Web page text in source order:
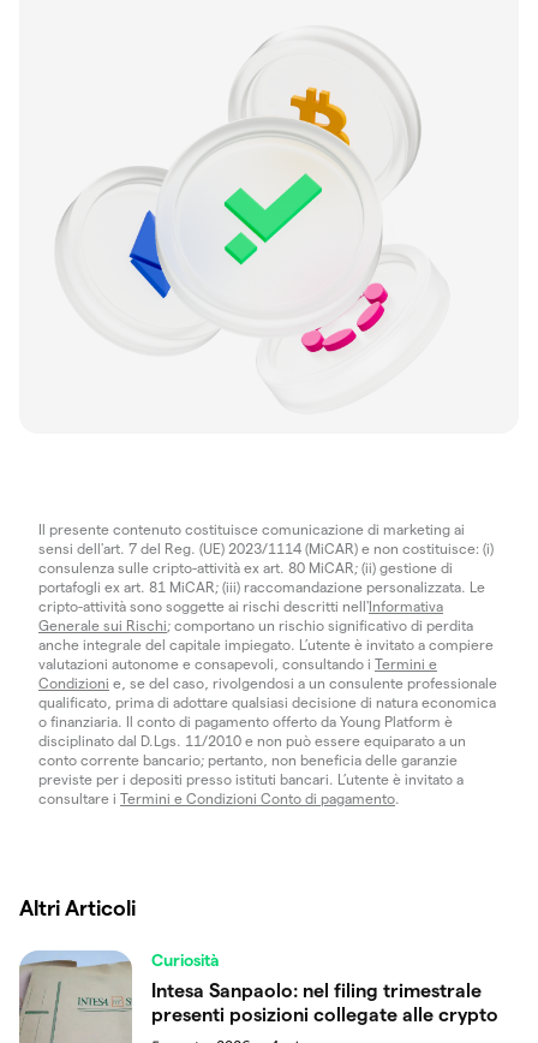
Il presente contenuto costituisce comunicazione di marketing ai
sensi dell'art. 7 del Reg. (UE) 2023/1114 (MiCAR) e non costituisce: (i)
consulenza sulle cripto-attività ex art. 80 MiCAR; (ii) gestione di
portafogli ex art. 81 MiCAR; (iii) raccomandazione personalizzata. Le
cripto-attività sono soggette ai rischi descritti nell'Informativa
Generale sui Rischi; comportano un rischio significativo di perdita
anche integrale del capitale impiegato. L’utente è invitato a compiere
valutazioni autonome e consapevoli, consultando i Termini e
Condizioni e, se del caso, rivolgendosi a un consulente professionale
qualificato, prima di adottare qualsiasi decisione di natura economica
o finanziaria. Il conto di pagamento offerto da Young Platform è
disciplinato dal D.Lgs. 11/2010 e non può essere equiparato a un
conto corrente bancario; pertanto, non beneficia delle garanzie
previste per i depositi presso istituti bancari. L’utente è invitato a
consultare i Termini e Condizioni Conto di pagamento.
Altri Articoli
Curiosità
Intesa Sanpaolo: nel filing trimestrale
presenti posizioni collegate alle crypto